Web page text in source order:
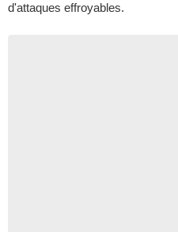
d'attaques effroyables.